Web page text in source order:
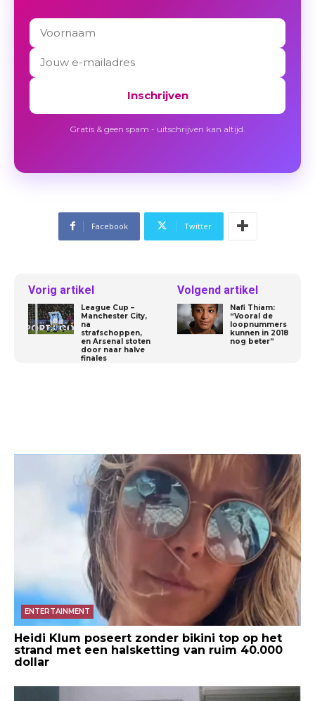
Inschrijven
Gratis & geen spam - uitschrijven kan altijd.
Facebook Twitter
Vorig artikel
League Cup –
Manchester City,
na
strafschoppen,
en Arsenal stoten
door naar halve
finales
Volgend artikel
Nafi Thiam:
“Vooral de
loopnummers
kunnen in 2018
nog beter”
ENTERTAINMENT
Heidi Klum poseert zonder bikini top op het
strand met een halsketting van ruim 40.000
dollar